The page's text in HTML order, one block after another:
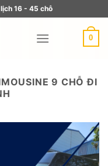
16 - 45 chỗ
0
9 CHỖ ĐI